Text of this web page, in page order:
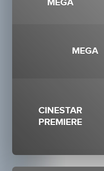
MEGA
MEGA
CINESTAR
PREMIERE